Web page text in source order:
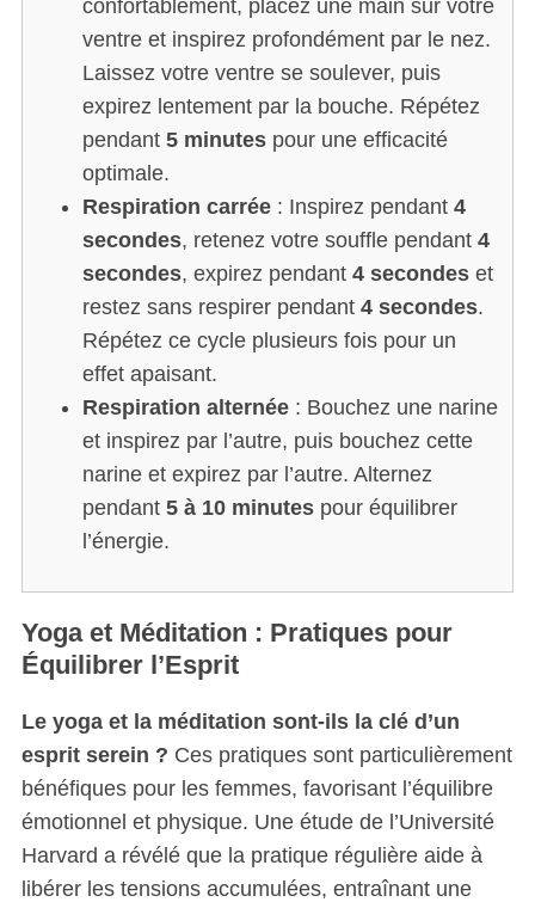
confortablement, placez une main sur votre
ventre et inspirez profondément par le nez.
Laissez votre ventre se soulever, puis
expirez lentement par la bouche. Répétez
pendant 5 minutespour une efficacité
optimale.
Respiration carrée: Inspirez pendant 4
secondes, retenez votre souffle pendant 4
secondes, expirez pendant 4 secondeset
restez sans respirer pendant 4 secondes.
Répétez ce cycle plusieurs fois pour un
effet apaisant.
Respiration alternée: Bouchez une narine
et inspirez par l’autre, puis bouchez cette
narine et expirez par l’autre. Alternez
pendant 5 à 10 minutespour équilibrer
l’énergie.
Yoga et Méditation : Pratiques pour
Équilibrer l’Esprit
Le yoga et la méditation sont-ils la clé d’un
esprit serein ? Ces pratiques sont particulièrement
bénéfiques pour les femmes, favorisant l’équilibre
émotionnel et physique. Une étude de l’Université
Harvard a révélé que la pratique régulière aide à
libérer les tensions accumulées, entraînant une